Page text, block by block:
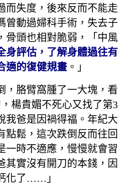
而失度，後來反而不能走
曾動過婦科手術，失去子
骨頭也相對脆弱，「中風
身評估，了解身體過往有
適的復健規畫 。」
，胳臂窩腫了一大塊，看
楊貴媚不死心又找了第3
我爸是因禍得福。年紀大
點鬆，這次跌倒反而往回
一時不適應，慢慢就會習
其實沒有開刀的本錢，因
化了……」